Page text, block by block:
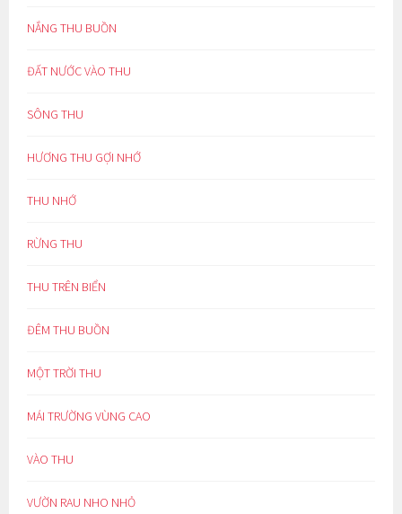
NẮNG THU BUỒN
ĐẤT NƯỚC VÀO THU
SÔNG THU
HƯƠNG THU GỢI NHỚ
THU NHỚ
RỪNG THU
THU TRÊN BIỂN
ĐÊM THU BUỒN
MỘT TRỜI THU
MÁI TRƯỜNG VÙNG CAO
VÀO THU
VƯỜN RAU NHO NHỎ